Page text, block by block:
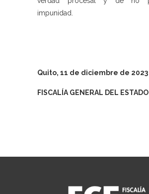
impunidad.
Quito, 11 de diciembre de 2023
FISCALÍA GENERAL DEL ESTADO